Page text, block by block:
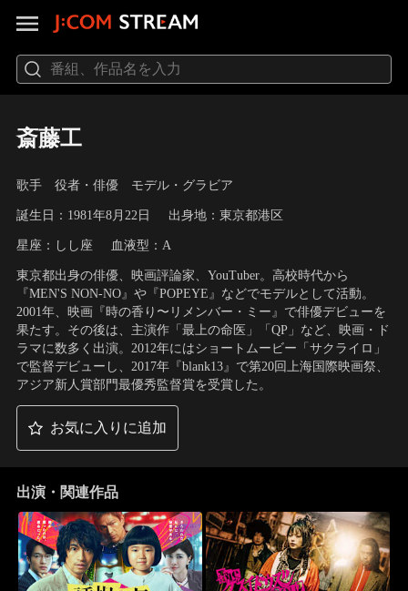
斎藤工
歌手 役者・俳優 モデル・グラビア
誕生日：1981年8月22日 出身地：東京都港区
星座：しし座 血液型：A
東京都出身の俳優、映画評論家、YouTuber。高校時代から
『MEN'S NON-NO』や『POPEYE』などでモデルとして活動。
2001年、映画『時の香り〜リメンバー・ミー』で俳優デビューを
果たす。その後は、主演作「最上の命医」「QP」など、映画・ド
ラマに数多く出演。2012年にはショートムービー「サクライロ」
で監督デビューし、2017年『blank13』で第20回上海国際映画祭、
アジア新人賞部門最優秀監督賞を受賞した。
お気に入りに追加
出演・関連作品